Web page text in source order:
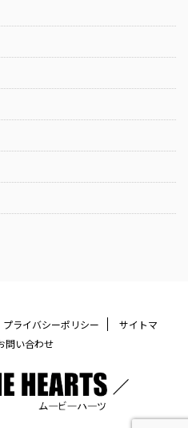
プライバシーポリシー
サイトマ
問い合わせ